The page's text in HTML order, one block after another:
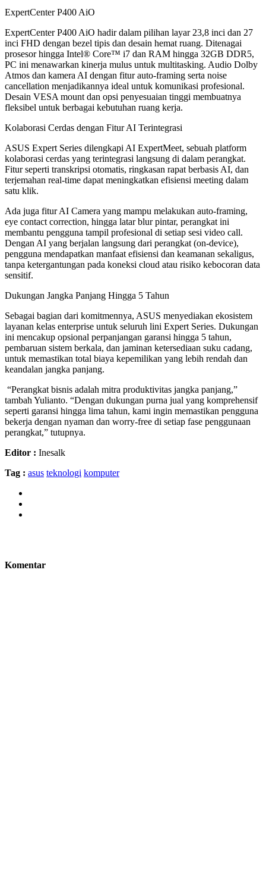
ExpertCenter P400 AiO
ExpertCenter P400 AiO hadir dalam pilihan layar 23,8 inci dan 27
inci FHD dengan bezel tipis dan desain hemat ruang. Ditenagai
prosesor hingga Intel® Core™ i7 dan RAM hingga 32GB DDR5,
PC ini menawarkan kinerja mulus untuk multitasking. Audio Dolby
Atmos dan kamera AI dengan fitur auto-framing serta noise
cancellation menjadikannya ideal untuk komunikasi profesional.
Desain VESA mount dan opsi penyesuaian tinggi membuatnya
fleksibel untuk berbagai kebutuhan ruang kerja.
Kolaborasi Cerdas dengan Fitur AI Terintegrasi
ASUS Expert Series dilengkapi AI ExpertMeet, sebuah platform
kolaborasi cerdas yang terintegrasi langsung di dalam perangkat.
Fitur seperti transkripsi otomatis, ringkasan rapat berbasis AI, dan
terjemahan real-time dapat meningkatkan efisiensi meeting dalam
satu klik.
Ada juga fitur AI Camera yang mampu melakukan auto-framing,
eye contact correction, hingga latar blur pintar, perangkat ini
membantu pengguna tampil profesional di setiap sesi video call.
Dengan AI yang berjalan langsung dari perangkat (on-device),
pengguna mendapatkan manfaat efisiensi dan keamanan sekaligus,
tanpa ketergantungan pada koneksi cloud atau risiko kebocoran data
sensitif.
Dukungan Jangka Panjang Hingga 5 Tahun
Sebagai bagian dari komitmennya, ASUS menyediakan ekosistem
layanan kelas enterprise untuk seluruh lini Expert Series. Dukungan
ini mencakup opsional perpanjangan garansi hingga 5 tahun,
pembaruan sistem berkala, dan jaminan ketersediaan suku cadang,
untuk memastikan total biaya kepemilikan yang lebih rendah dan
keandalan jangka panjang.
“Perangkat bisnis adalah mitra produktivitas jangka panjang,”
tambah Yulianto. “Dengan dukungan purna jual yang komprehensif
seperti garansi hingga lima tahun, kami ingin memastikan pengguna
bekerja dengan nyaman dan worry-free di setiap fase penggunaan
perangkat,” tutupnya.
Editor : Inesalk
Tag : asus teknologi komputer
Komentar